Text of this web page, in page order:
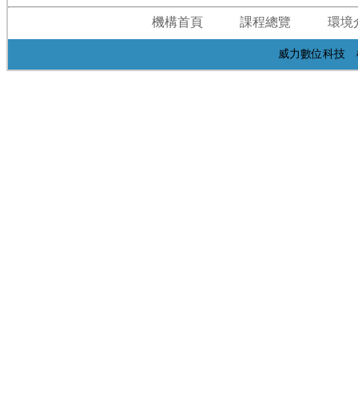
機構首頁 課程總覽 環境
威力數位科技